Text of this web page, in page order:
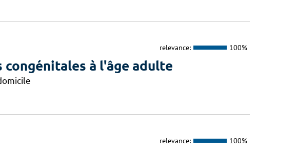
relevance: 100%
à l'âge adulte
relevance: 100%